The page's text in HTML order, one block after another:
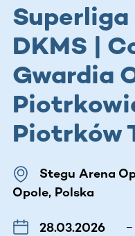
Superliga
DKMS |
Gwardia
Piotrków
Stegu Arena
Opole, Polska
28.03.2026 –